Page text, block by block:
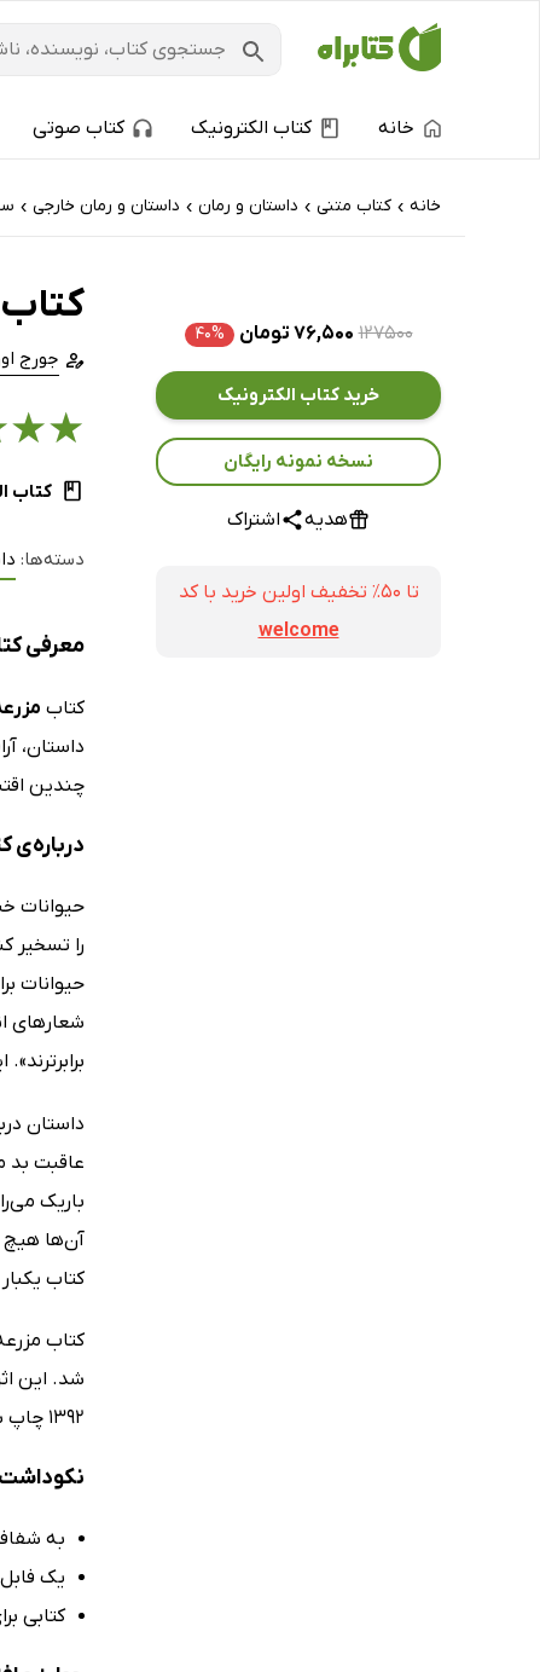
خانه کتاب الکترونیک کتاب صوتی
خانه › کتاب‌ متنی › داستان و رمان › داستان و رمان خارجی ›
۱۲۷۵۰۰ ۷۶,۵۰۰ تومان ۴۰%
خرید کتاب الکترونیک
نسخه نمونه رایگان
هدیه اشتراک
تا ۵۰٪ تخفیف اولین خرید با کد
welcome
جورج
★
★
کتاب
دسته‌ها:
معرفی
کتاب
داستان،
چندین
درباره‌ی
حیوانات
را تسخیر
حیوانات
شعارهای
داستان
عاقبت بد
باریک
آن‌ها هیچ
کتاب
شد. این
1392 چاپ شده و تا سال 1400 به چاپ ششم رسیده است. در این کتاب، مقدمه‌ای از نیکل اسمیت با ترجمه‌ی لیلا مرادی را نیز می‌خوانیم.
به
یک فابل
کتابی